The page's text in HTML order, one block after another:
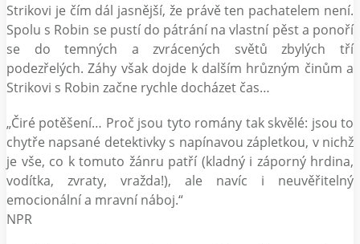
Strikovi je čím dál jasnější, že právě ten pachatelem není.
Spolu s Robin se pustí do pátrání na vlastní pěst a ponoří
se do temných a zvrácených světů zbylých tří
podezřelých. Záhy však dojde k dalším hrůzným činům a
Strikovi s Robin začne rychle docházet čas…
„Čiré potěšení… Proč jsou tyto romány tak skvělé: jsou to
chytře napsané detektivky s napínavou zápletkou, v nichž
je vše, co k tomuto žánru patří (kladný i záporný hrdina,
vodítka, zvraty, vražda!), ale navíc i neuvěřitelný
emocionální a mravní náboj.“
NPR